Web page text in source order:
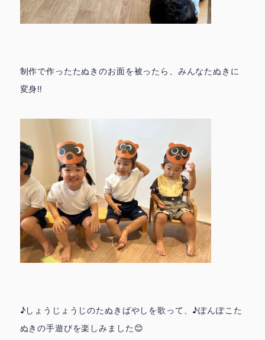
制作で作ったたぬきのお面を被ったら、みんなたぬきに
変身‼️
♪しょうじょうじのたぬきばやしを歌って、♪ぽんぽこた
ぬきの手遊びを楽しみました😊